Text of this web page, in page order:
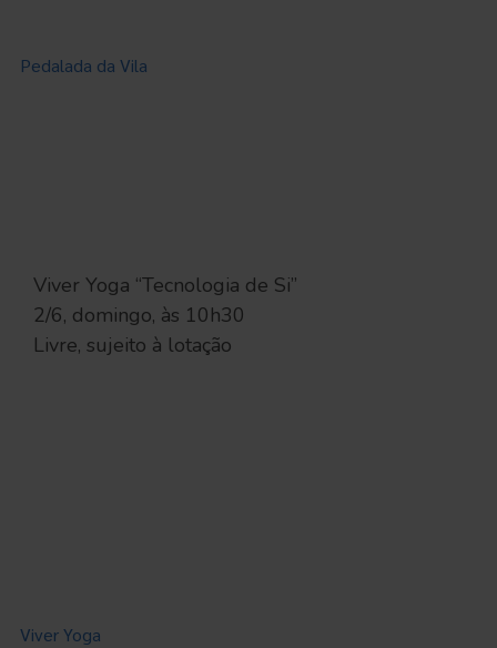
Pedalada da Vila
Viver Yoga “Tecnologia de Si”
2/6, domingo, às 10h30
Livre, sujeito à lotação
Viver Yoga